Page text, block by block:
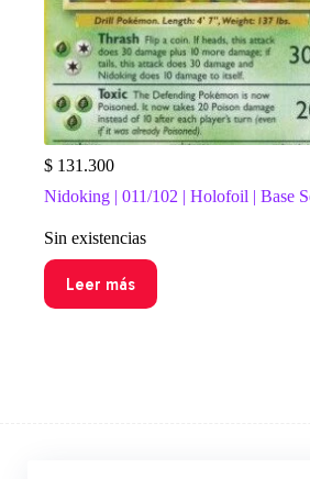
$ 131.300
Nidoking | 011/102 | Holofoil | Base
Sin existencias
Leer más